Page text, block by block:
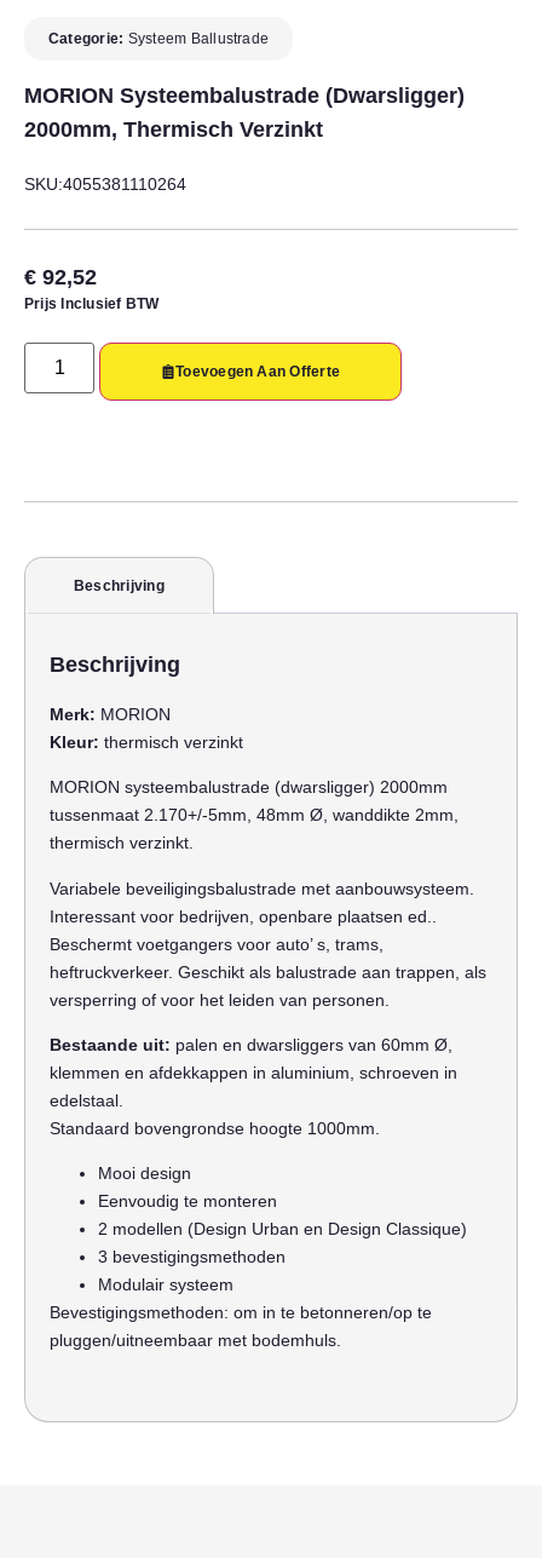
Categorie: Systeem Ballustrade
MORION Systeembalustrade (dwarsligger)
2000mm, Thermisch Verzinkt
SKU:4055381110264
€ 92,52
Prijs Inclusief BTW
Toevoegen Aan Offerte
Beschrijving
Beschrijving
Merk: MORION
Kleur: thermisch verzinkt
MORION systeembalustrade (dwarsligger) 2000mm
tussenmaat 2.170+/-5mm, 48mm Ø, wanddikte 2mm,
thermisch verzinkt.
Variabele beveiligingsbalustrade met aanbouwsysteem.
Interessant voor bedrijven, openbare plaatsen ed..
Beschermt voetgangers voor auto’ s, trams,
heftruckverkeer. Geschikt als balustrade aan trappen, als
versperring of voor het leiden van personen.
Bestaande uit: palen en dwarsliggers van 60mm Ø,
klemmen en afdekkappen in aluminium, schroeven in
edelstaal.
Standaard bovengrondse hoogte 1000mm.
Mooi design
Eenvoudig te monteren
2 modellen (Design Urban en Design Classique)
3 bevestigingsmethoden
Modulair systeem
Bevestigingsmethoden: om in te betonneren/op te
pluggen/uitneembaar met bodemhuls.